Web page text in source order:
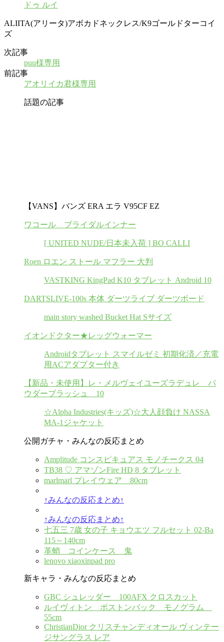
ドゥ ルイ
ALIITA(アリータ)アボカドネックレス/K9ゴールドターコイ
ズ
次記事
puu様専用
前記事
アオリイカ君様専用
話題の記事
【VANS】バンズ ERA エラ V95CF EZ
ワコール ブライダルインナー
[ UNITED NUDE/日本未入荷 ] BO CALLI
Roen ロエン ストール マフラー 大判
VASTKING KingPad K10 タブレット Android 10
DARTSLIVE-100s 本体 ダーツライブ ダーツボード
main story washed Bucket Hat Sサイズ
イオンドクター★レッグウォーマー
Androidタブレット スマイルゼミ 初期化済／充電
用ACアダプター付き
【新品・未使用】レ・メルヴェイユーズラデュレ パ
ウダーブラッシュ 10
☆Alpha Industries(キッズ)☆大人顔負け NASSA
MA-1ジャケット
公開ガチャ・みんなの反応まとめ
Amplitude コンスピキュアス モノチークス 04
TB38 ♡ アマゾンFire HD 8 タブレット
marlmarl プレイウェア 80cm
↑みんなの反応まとめ↑
↑みんなの反応まとめ↑
七五三 7歳 女の子 キョウエツ フルセット 02-Ba
115～140cm
革蛸 コインケース 鬼
lenovo xiaoxinpad pro
新キャラ・みんなの反応まとめ
GBC シュレッダー 100AFX クロスカット
ルイヴィトン ボストンバック モノグラム
55cm
ChristianDior クリスチャンディオール ヴィンテー
ジサングラス レア